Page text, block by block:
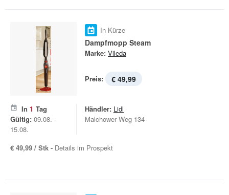
In Kürze
Dampfmopp Steam
Marke: Vileda
Preis: € 49,99
In 1 Tag
Gültig: 09.08. -
15.08.
Händler: Lidl
Malchower Weg 134
€ 49,99 / Stk - Details im Prospekt